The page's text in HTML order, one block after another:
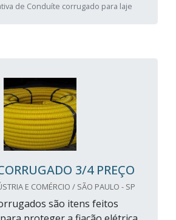
de Conduíte corrugado para laje
3/4 PREÇO
E COMÉRCIO / SÃO PAULO - SP
são itens feitos